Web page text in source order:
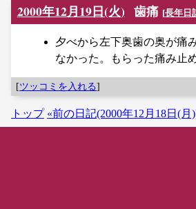
2000年12月19日(火) 歯痛 [長年日
夕べから左下奥歯の奥が痛
なかった。もらった痛み止
[ツッコミを入れる]
トップ «前の日記(2000年12月18日(月